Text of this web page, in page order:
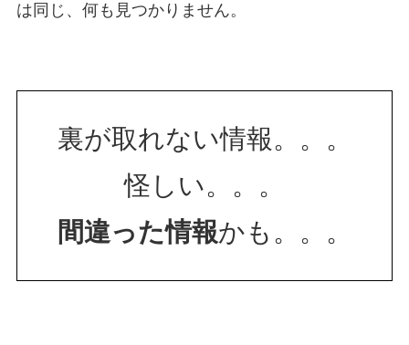
は同じ、何も見つかりません。
裏が取れない情報。。。
怪しい。。。
間違った情報かも。。。